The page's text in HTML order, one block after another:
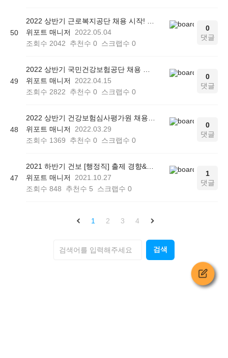
50
위포트 매니저
2022.05.04
조회수 2042 추천수 0 스크랩수 0
0
댓글
49
위포트 매니저
2022.04.15
조회수 2822 추천수 0 스크랩수 0
0
댓글
48
위포트 매니저
2022.03.29
조회수 1369 추천수 0 스크랩수 0
0
댓글
47
위포트 매니저
2021.10.27
조회수 848 추천수 5 스크랩수 0
1
댓글
1 2 3 4
검색